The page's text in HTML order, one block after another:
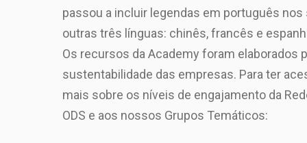
passou a incluir legendas em português
outras três línguas: chinês, francês e
Os recursos da Academy foram elaborados
sustentabilidade das empresas. Para ter
mais sobre os níveis de engajamento da
ODS e aos nossos Grupos Temáticos: